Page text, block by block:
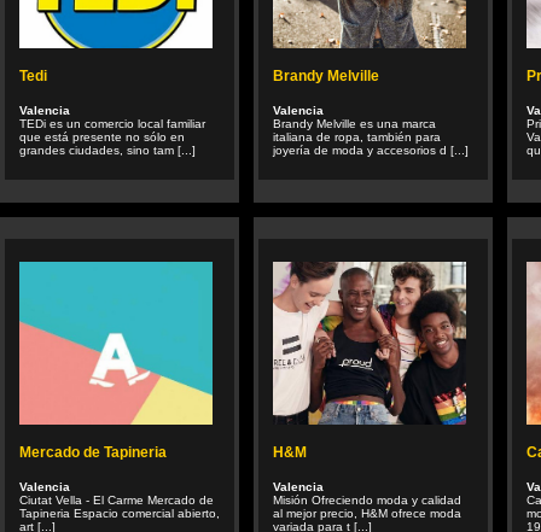
Tedi
Valencia
TEDi es un comercio local familiar
que está presente no sólo en
grandes ciudades, sino tam [...]
Brandy Melville
Valencia
Brandy Melville es una marca
italiana de ropa, también para
joyería de moda y accesorios d [...]
Mercado de Tapineria
Valencia
Ciutat Vella - El Carme Mercado de
Tapineria Espacio comercial abierto,
art [...]
H&M
Valencia
Misión Ofreciendo moda y calidad
al mejor precio, H&M ofrece moda
variada para t [...]